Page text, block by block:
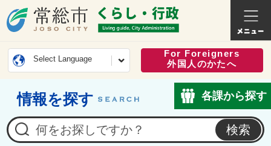
常総市公式ホームページ
くらし
Select Language
For Foreigners
外国人のかたへ
情報を探す 各課から探す